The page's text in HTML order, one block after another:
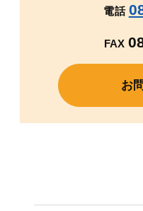
電話
FAX
お